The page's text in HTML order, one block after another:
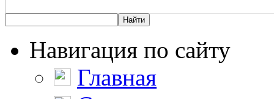
Навигация по сайту
Главная